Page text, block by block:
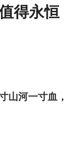
得永恒
山河一寸血，